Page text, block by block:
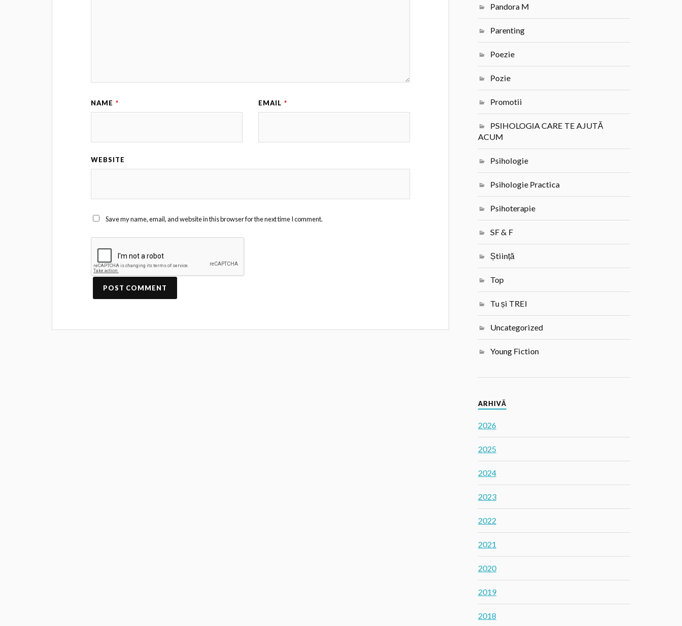
NAME * EMAIL *
WEBSITE
Save my name, email, and website in this browser for the next time I comment.
Pandora M
Parenting
Poezie
Pozie
Promotii
PSIHOLOGIA CARE TE AJUTĂ
ACUM
Psihologie
Psihologie Practica
Psihoterapie
SF & F
Știință
Top
Tu și TREI
Uncategorized
Young Fiction
ARHIVĂ
2026
2025
2024
2023
2022
2021
2020
2019
2018